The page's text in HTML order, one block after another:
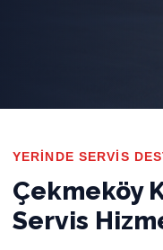
YERINDE SERVIS
Çekmeköy
Servis